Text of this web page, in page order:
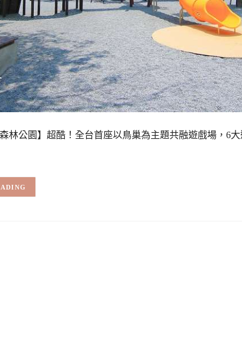
林公園】超酷！全台首座以鳥巢為主題共融遊戲場，6